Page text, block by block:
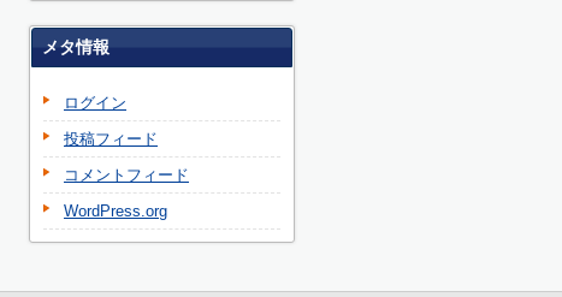
メタ情報
ログイン
投稿フィード
コメントフィード
WordPress.org